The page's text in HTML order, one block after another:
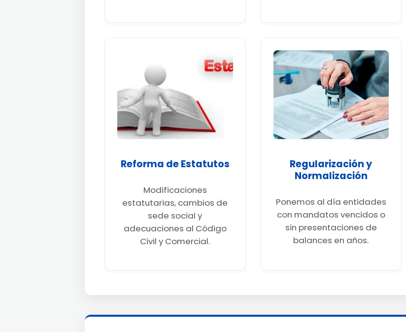
Reforma de Estatutos
Modificaciones
estatutarias, cambios de
sede social y
adecuaciones al Código
Civil y Comercial.
Regularización y
Normalización
Ponemos al día entidades
con mandatos vencidos o
sin presentaciones de
balances en años.